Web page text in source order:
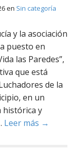
en Sin categoría
y la asociación
puesto en
las Paredes”,
que está
de la
en un
histórica y
Leer más →